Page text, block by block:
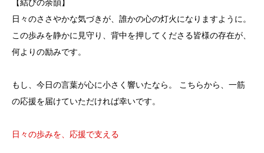
【結びの余韻】
日々のささやかな気づきが、誰かの心の灯火になりますように。
この歩みを静かに見守り、背中を押してくださる皆様の存在が、
何よりの励みです。
もし、今日の言葉が心に小さく響いたなら。 こちらから、一筋
の応援を届けていただければ幸いです。
日々の歩みを、応援で支える